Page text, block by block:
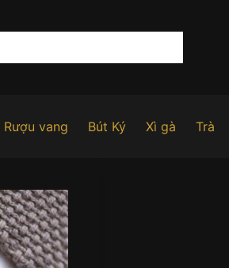
Rượu vang Bút Ký Xì gà Trà